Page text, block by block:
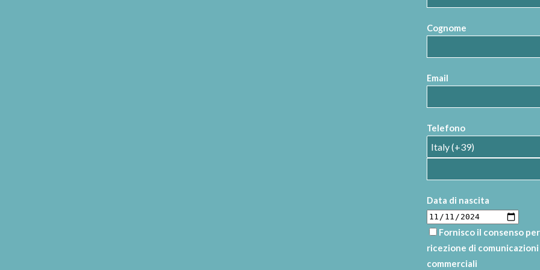
Cognome
Email
Telefono
Data di nascita
Fornisco il consenso
ricezione di comunicazioni
commerciali